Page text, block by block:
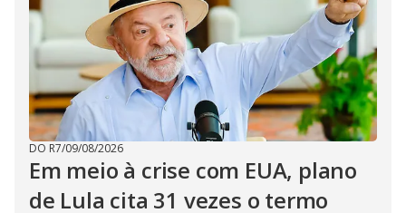
DO R7/09/08/2026
Em meio à crise com EUA, plano
de Lula cita 31 vezes o termo